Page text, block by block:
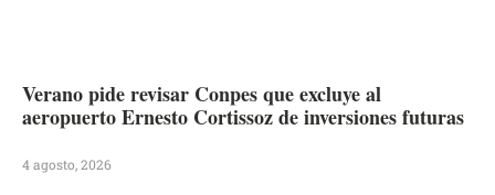
Verano pide revisar Conpes que excluye al
aeropuerto Ernesto Cortissoz de inversiones futuras
4 agosto, 2026